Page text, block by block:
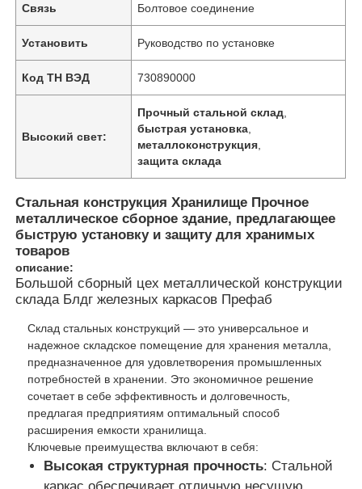
Связь Болтовое соединение
Установить Руководство по установке
Код ТН ВЭД 730890000
Высокий свет:
Прочный стальной склад
быстрая установка
металлоконструкция
защита склада
Стальная конструкция Хранилище Прочное
металлическое сборное здание, предлагающее
быструю установку и защиту для хранимых
товаров
описание:
Большой сборный цех металлической конструкции
склада Блдг железных каркасов Префаб
Склад стальных конструкций — это универсальное и
надежное складское помещение для хранения металла,
предназначенное для удовлетворения промышленных
потребностей в хранении. Это экономичное решение
сочетает в себе эффективность и долговечность,
предлагая предприятиям оптимальный способ
расширения емкости хранилища.
Ключевые преимущества включают в себя:
Высокая структурная прочность: Стальной
каркас обеспечивает отличную несущую